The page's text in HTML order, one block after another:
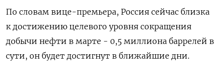
По словам вице-премьера, Россия сейчас близка
к достижению целевого уровня сокращения
добычи нефти в марте - 0,5 миллиона баррелей в
сути, он будет достигнут в ближайшие дни.